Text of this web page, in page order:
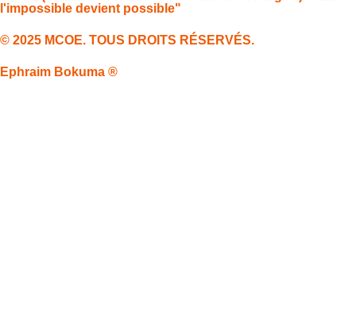
l'impossible devient possible"
© 2025 MCOE. TOUS DROITS RÉSERVÉS.
Ephraim Bokuma ®